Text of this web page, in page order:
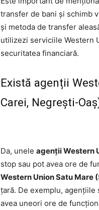
transfer de bani și schimb
și metoda de transfer
utilizezi serviciile Western
securitatea financiară.
Există agenții
Carei, Negrești-
Da, unele agenții Western
stop sau pot avea ore de
Western Union Satu Mare
țară. De exemplu,
avea uneori ore de